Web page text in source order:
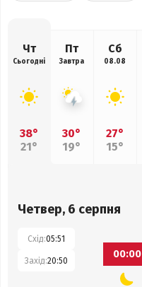
Чт
Сьогодні
38°
21°
Пт
Завтра
30°
19°
Сб
08.08
27°
15°
Четвер, 6 серпня
Схід:05:51
Захід:20:50
00:00